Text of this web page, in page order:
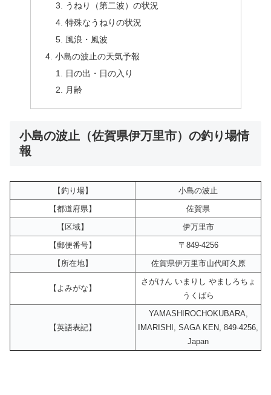
うねり（第二波）の状況
特殊なうねりの状況
風浪・風波
小島の波止の天気予報
日の出・日の入り
月齢
小島の波止（佐賀県伊万里市）の釣り場情
報
【釣り場】
小島の波止
【都道府県】
佐賀県
【区域】
伊万里市
【郵便番号】
〒849-4256
【所在地】
佐賀県伊万里市山代町久原
【よみがな】
さがけん いまりし やましろちょ
うくばら
【英語表記】
YAMASHIROCHOKUBARA,
IMARISHI, SAGA KEN, 849-4256,
Japan